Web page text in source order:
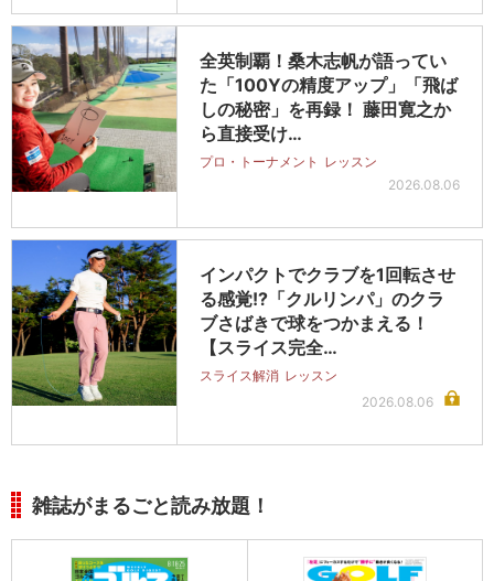
全英制覇！桑木志帆が語ってい
た「100Yの精度アップ」「飛ば
しの秘密」を再録！ 藤田寛之か
ら直接受け…
プロ・トーナメント レッスン
2026.08.06
インパクトでクラブを1回転させ
る感覚!?「クルリンパ」のクラ
ブさばきで球をつかまえる！
【スライス完全…
スライス解消 レッスン
2026.08.06
雑誌がまるごと読み放題！